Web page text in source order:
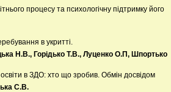
процесу та психологічну підтримку його
в укритті.
Н.В., Горідько Т.В., Луценко О.П, Шпортько
в ЗДО: хто що зробив. Обмін досвідом
С.В.